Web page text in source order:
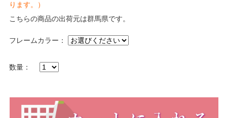
ります。）
こちらの商品の出荷元は群馬県です。
フレームカラー：
数量：